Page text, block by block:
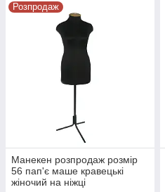
Розпродаж
Манекен розпродаж розмір
56 пап'є маше кравецькі
жіночий на ніжці